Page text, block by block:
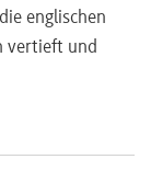
englischen
vertieft und